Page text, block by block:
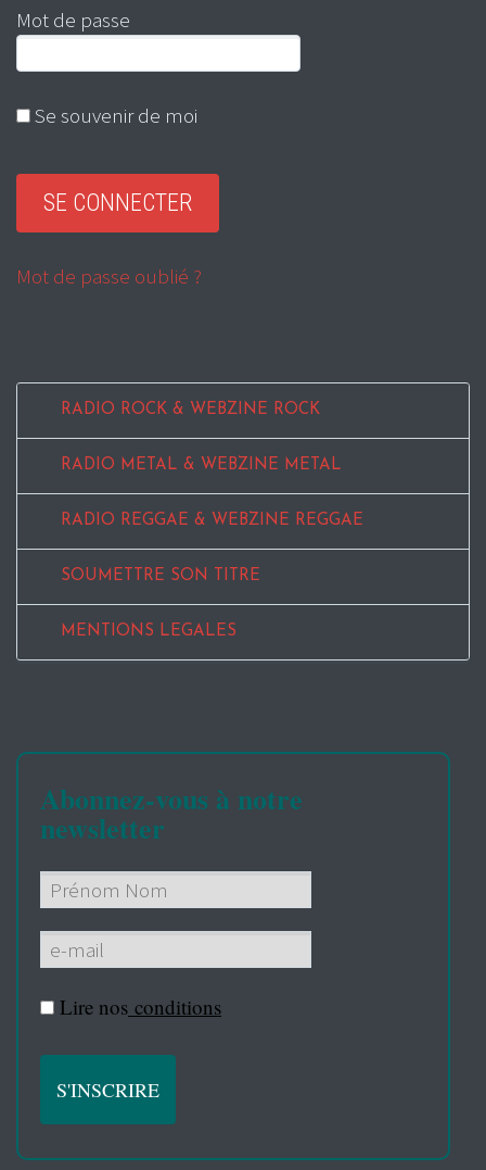
Mot de passe
Se souvenir de moi
Mot de passe oublié ?
RADIO ROCK & WEBZINE ROCK
RADIO METAL & WEBZINE METAL
RADIO REGGAE & WEBZINE REGGAE
SOUMETTRE SON TITRE
MENTIONS LEGALES
Abonnez-vous à notre
newsletter
Lire nos conditions